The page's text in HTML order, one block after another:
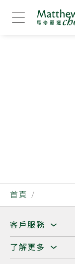
首頁
客戶服務
了解更多